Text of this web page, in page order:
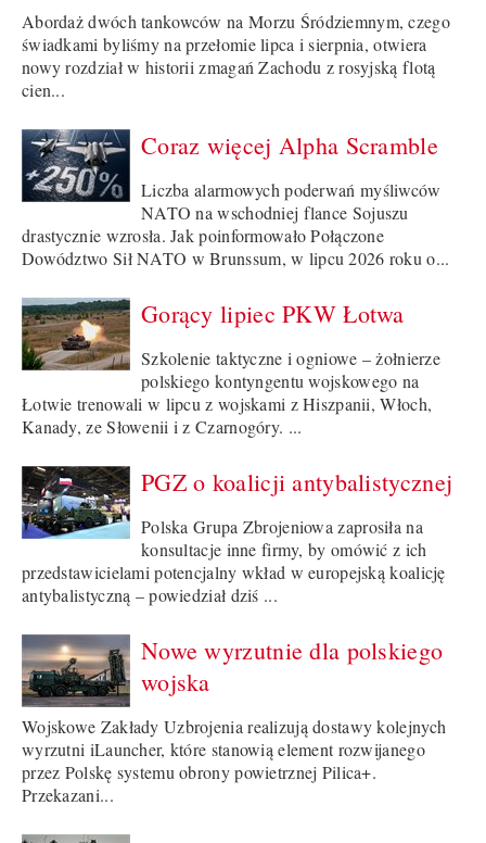
Abordaż dwóch tankowców na Morzu Śródziemnym, czego
świadkami byliśmy na przełomie lipca i sierpnia, otwiera
nowy rozdział w historii zmagań Zachodu z rosyjską flotą
cien...
Coraz więcej Alpha Scramble
Liczba alarmowych poderwań myśliwców
NATO na wschodniej flance Sojuszu
drastycznie wzrosła. Jak poinformowało Połączone
Dowództwo Sił NATO w Brunssum, w lipcu 2026 roku o...
Gorący lipiec PKW Łotwa
Szkolenie taktyczne i ogniowe – żołnierze
polskiego kontyngentu wojskowego na
Łotwie trenowali w lipcu z wojskami z Hiszpanii, Włoch,
Kanady, ze Słowenii i z Czarnogóry. ...
PGZ o koalicji antybalistycznej
Polska Grupa Zbrojeniowa zaprosiła na
konsultacje inne firmy, by omówić z ich
przedstawicielami potencjalny wkład w europejską koalicję
antybalistyczną – powiedział dziś ...
Nowe wyrzutnie dla polskiego
wojska
Wojskowe Zakłady Uzbrojenia realizują dostawy kolejnych
wyrzutni iLauncher, które stanowią element rozwijanego
przez Polskę systemu obrony powietrznej Pilica+.
Przekazani...